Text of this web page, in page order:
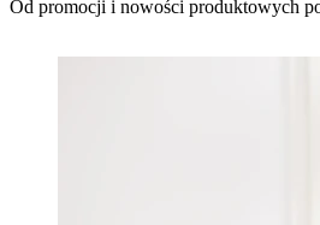
Od promocji i nowości produktowych